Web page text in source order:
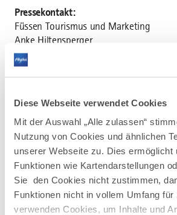
Diese Webseite verwendet Cookies
Mit der Auswahl „Alle zulassen“
Nutzung von Cookies und ähnlichen
unserer Webseite zu. Dies ermöglicht
Funktionen wie Kartendarstellungen
Sie den Cookies nicht zustimmen,
Funktionen nicht in vollem Umfang für
verwenden Cookies, um Inhalte und
Pressekontakt:
Füssen Tourismus und Marketing
Anke Hiltensperger
Tel +49 8362 9385-12, Fax +49 8362
a.hiltensperger@fuessen.de
www.fuessen.de/presse.html
LINK PER MAIL VERSENDEN
PM_SISI &AMP; LUDWIGS
Artikel
PM_Sisi
&amp;